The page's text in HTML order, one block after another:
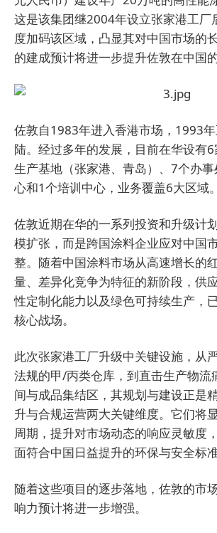
这是该集团继2004年设立张家港工厂
度加码该区域，凸显其对中国市场的
的建成预计将进一步提升佐敦在中国的
佐敦自1983年进入香港市场，1993
陆。经过多年的发展，目前在华设有
生产基地（张家港、青岛）、7个办
心和1个培训中心，业务覆盖6大区域。
佐敦近期在华的一系列投资和升级计
模扩张，而是跨国涂料企业应对中国
整。随着中国涂料市场从高速增长的
量、差异化竞争为特征的新阶段，供
性定制化能力以及绿色可持续生产，
核心战场。
此次张家港工厂升级中关键设施，从
法规的甲/丙类仓库，到直击生产物流
间与成品集结区，其规划与建设正是
升与合规运营两大关键维度。它们将
周期，提升对市场动态的响应灵敏度
面符合中国日益提升的环保与安全标准
随着这些项目的逐步落地，佐敦的市
响力预计将进一步增强。